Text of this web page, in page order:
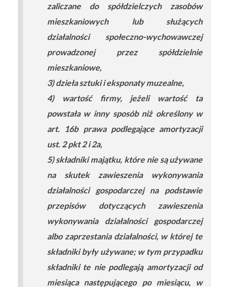
zaliczane do spółdzielczych zasobów
mieszkaniowych lub służących
działalności społeczno-wychowawczej
prowadzonej przez spółdzielnie
mieszkaniowe,
3) dzieła sztuki i eksponaty muzealne,
4) wartość firmy, jeżeli wartość ta
powstała w inny sposób niż określony w
art. 16b prawa podlegające amortyzacji
ust. 2 pkt 2 i 2a,
5) składniki majątku, które nie są używane
na skutek zawieszenia wykonywania
działalności gospodarczej na podstawie
przepisów dotyczących zawieszenia
wykonywania działalności gospodarczej
albo zaprzestania działalności, w której te
składniki były używane; w tym przypadku
składniki te nie podlegają amortyzacji od
miesiąca następującego po miesiącu, w